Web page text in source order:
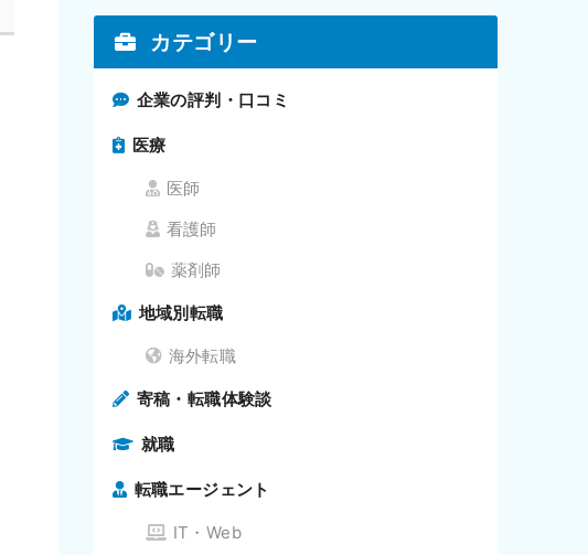
カテゴリー
企業の評判・口コミ
医療
医師
看護師
薬剤師
地域別転職
海外転職
寄稿・転職体験談
就職
転職エージェント
IT・Web